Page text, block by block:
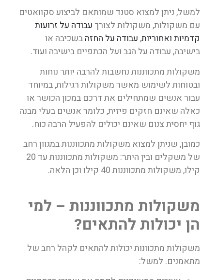
למשל, ניתן למצוא סטנד שמותאם לביצוע סקוואטים
עם משקולות, משקולות לצורך עבודה על זרועות
קדמיות ואחוריות,עבודה על החזהבשכיבה או
בישיבה, עבודה על הגב ועל הכתפיים בישיבה ועוד.
משקולות מתכווננות נחשבות להרבה יותר נוחות
ובטוחות לשימוש מאשר משקולות רגילות, במיוחד
עבור אנשים שמתחילים את דרכם במכון הכושר או
כאלה שאינם חזקים פיזית, כלומר אנשים בעלי מבנה
גוף יחסית צנום שאינם יכולים להפעיל הרבה כוח.
כמובן, שניתן למצוא משקולות מתכווננות במגוון רחב
של משקלים ובין היתר: משקולות מתכווננות עד 20
קילו, משקולות מתכווננות 40 קילו וכן הלאה.
משקולות מתכווננות – למי
הן יכולות להתאים?
משקולות מתכוונות יכולות להתאים לקהל רחב של
מתאמנים. למשל: